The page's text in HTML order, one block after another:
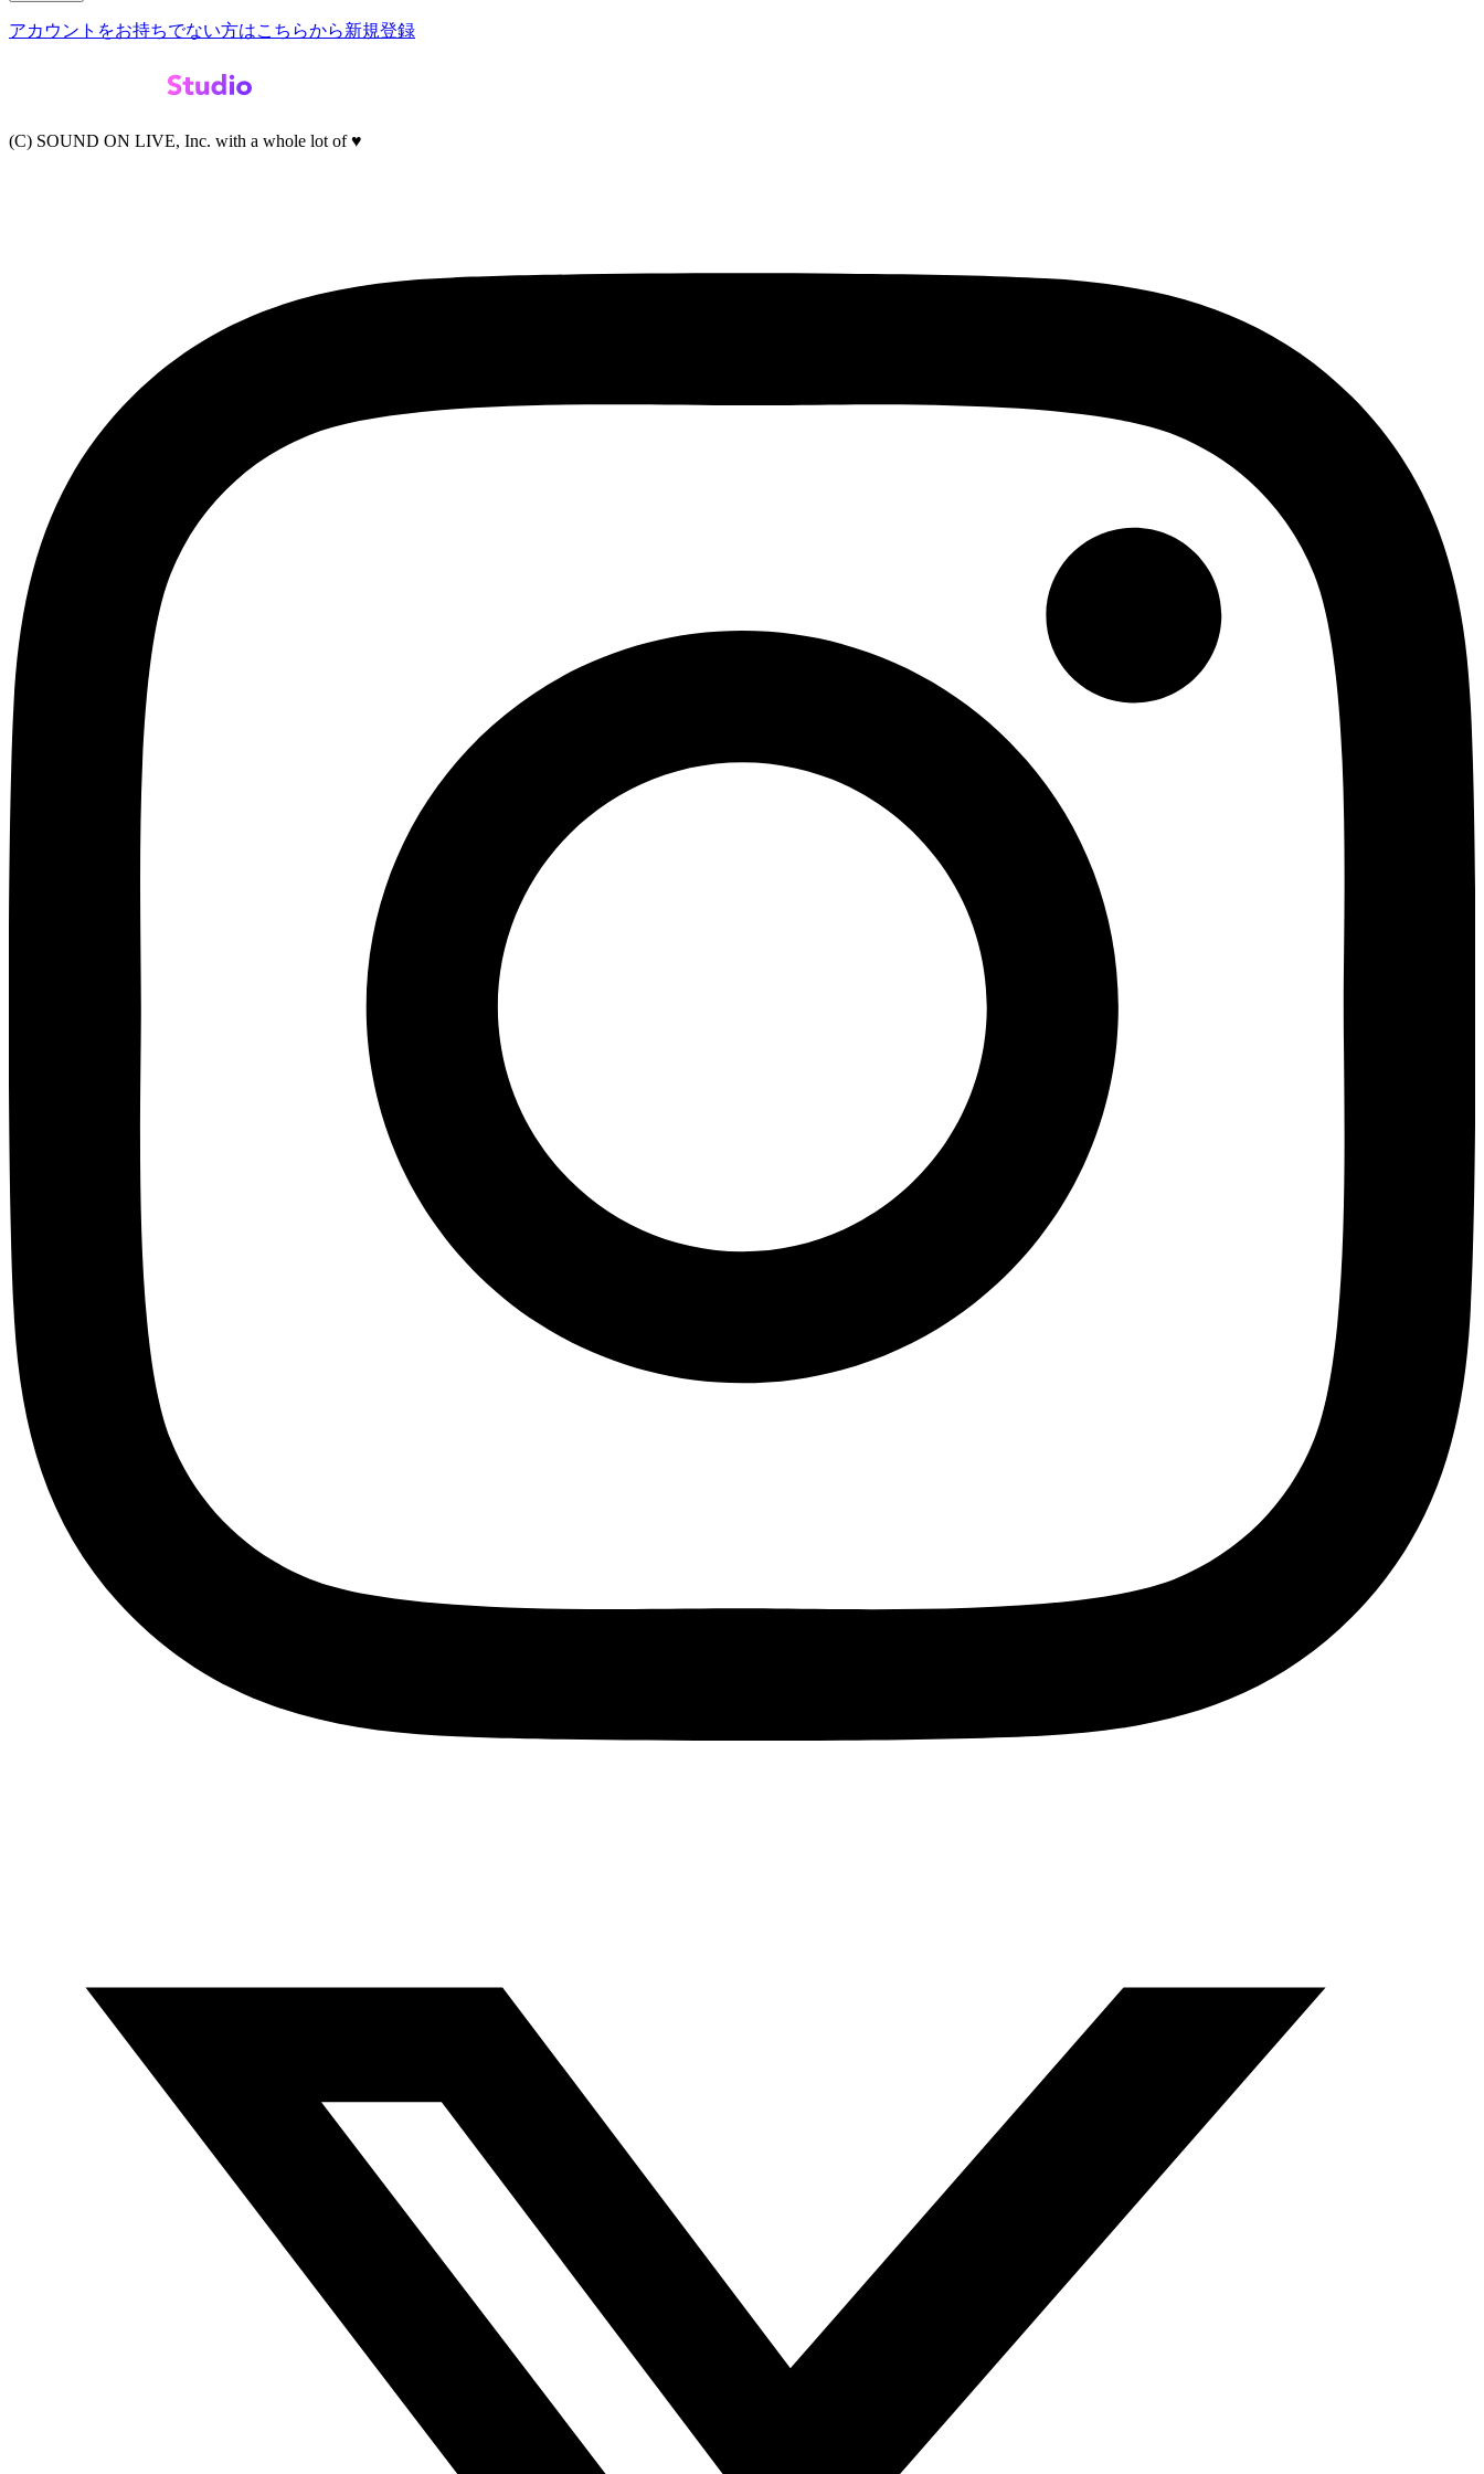
アカウントをお持ちでない方はこちらから新規登録
(C) SOUND ON LIVE, Inc. with a whole lot of ♥